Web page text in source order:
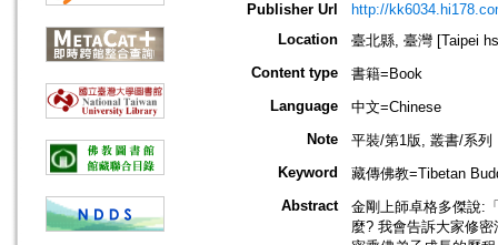
Publisher Url
http://
Location
臺北縣, 臺灣 [Taipei
Content type
書籍=Book
Language
中文=Chinese
Note
平裝/第1版, 叢書/系列
Keyword
藏傳佛教=Tibetan
Abstract
金剛上師卓格多傑說:
麼? 我會告訴大家修